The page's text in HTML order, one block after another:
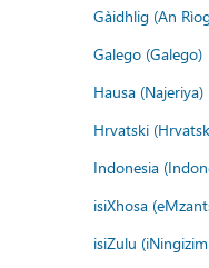
Gàidhlig (An
Galego (Galego)
Hausa (Najeriya)
Hrvatski
Indonesia
isiXhosa
isiZulu